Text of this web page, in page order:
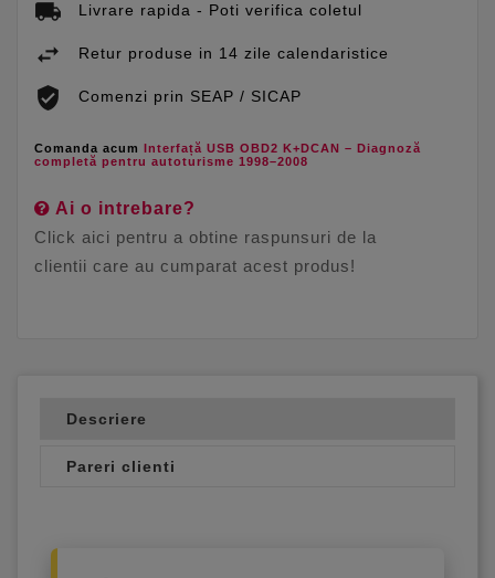
Livrare rapida - Poti verifica coletul
Retur produse in 14 zile calendaristice
Comenzi prin SEAP / SICAP
Comanda acum Interfață USB OBD2 K+DCAN – Diagnoză
completă pentru autoturisme 1998–2008
Ai o intrebare?
Click aici pentru a obtine raspunsuri de la
clientii care au cumparat acest produs!
Descriere
Pareri clienti